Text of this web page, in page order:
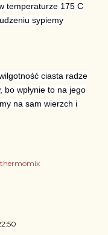
temperaturze 175 C
sypiemy
ciasta radze
bo wpłynie to na jego
na sam wierzch i
thermomix